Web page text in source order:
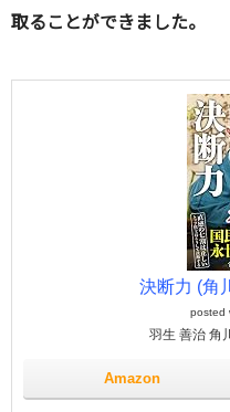
取ることができました。
決断力 (角
posted
羽生 善治 角
Amazon